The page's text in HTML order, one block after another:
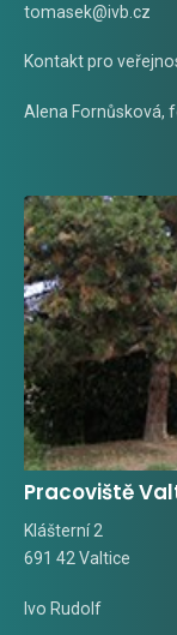
tomasek@ivb.cz
Kontakt pro
Alena Fornůsková,
Pracoviště
Klášterní 2
691 42 Valtice
Ivo Rudolf